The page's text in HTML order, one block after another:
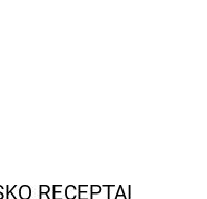
RECEPTAI